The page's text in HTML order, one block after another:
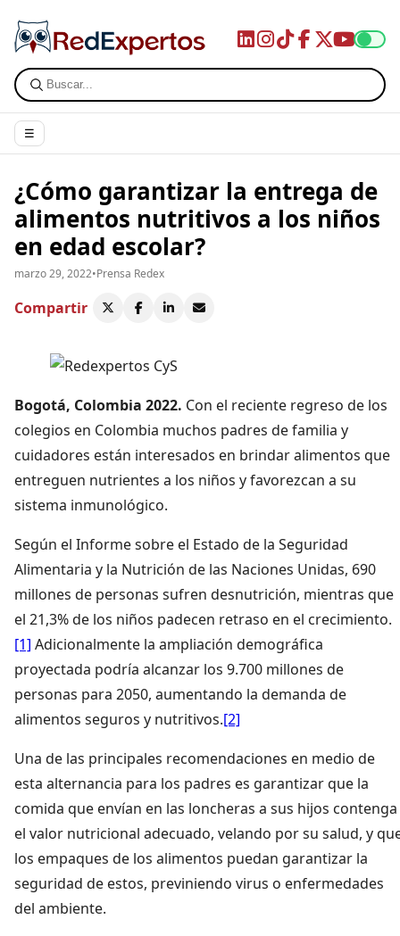
☰
¿Cómo garantizar la entrega de
alimentos nutritivos a los niños
en edad escolar?
marzo 29, 2022•Prensa Redex
Compartir
Bogotá, Colombia 2022. Con el reciente regreso de los
colegios en Colombia muchos padres de familia y
cuidadores están interesados en brindar alimentos que
entreguen nutrientes a los niños y favorezcan a su
sistema inmunológico.
Según el Informe sobre el Estado de la Seguridad
Alimentaria y la Nutrición de las Naciones Unidas, 690
millones de personas sufren desnutrición, mientras que
el 21,3% de los niños padecen retraso en el crecimiento.
[1] Adicionalmente la ampliación demográfica
proyectada podría alcanzar los 9.700 millones de
personas para 2050, aumentando la demanda de
alimentos seguros y nutritivos.[2]
Una de las principales recomendaciones en medio de
esta alternancia para los padres es garantizar que la
comida que envían en las loncheras a sus hijos contenga
el valor nutricional adecuado, velando por su salud, y
los empaques de los alimentos puedan garantizar la
seguridad de estos, previniendo virus o enfermedades
del ambiente.